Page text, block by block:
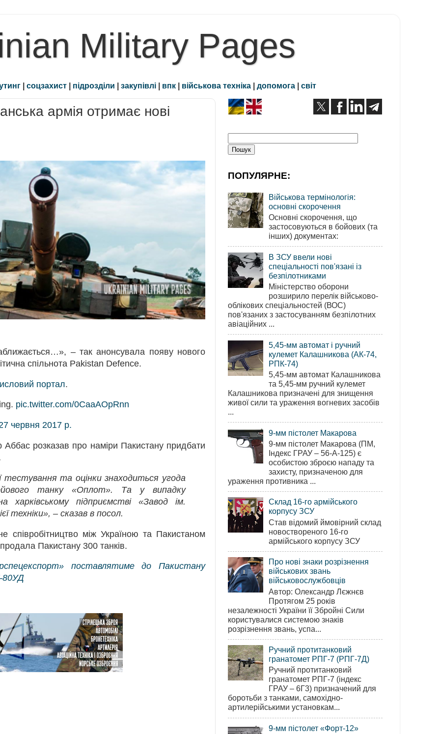
Military Pages
| соцзахист | підрозділи | закупівлі | впк | військова техніка | допомога | світ
армія отримає нові
– так анонсувала появу нового
спільнота Pakistan Defence.
портал.
pic.twitter.com/0CaaAOpRnn
червня 2017 р.
Аббас розказав про наміри Пакистану придбати
тестування та оцінки знаходиться угода
танку «Оплот». Та у випадку
харківському підприємстві «Завод ім.
техніки», – сказав в посол.
співробітництво між Україною та Пакистаном
Пакистану 300 танків.
поставлятиме до Пакистану
80УД
ПОПУЛЯРНЕ:
Військова термінологія:
основні скорочення
Основні скорочення, що
застосовуються в бойових (та
інших) документах:
В ЗСУ ввели нові
спеціальності пов'язані із
безпілотниками
Міністерство оборони
розширило перелік військово-
облікових спеціальностей (ВОС)
пов'язаних з застосуванням безпілотних
авіаційних ...
5,45-мм автомат і ручний
кулемет Калашникова (АК-74,
РПК-74)
5,45-мм автомат Калашникова
та 5,45-мм ручний кулемет
Калашникова призначені для знищення
живої сили та ураження вогневих засобів
...
9-мм пістолет Макарова
9-мм пістолет Макарова (ПМ,
Індекс ГРАУ – 56-А-125) є
особистою зброєю нападу та
захисту, призначеною для
ураження противника ...
Склад 16-го армійського
корпусу ЗСУ
Став відомий ймовірний склад
новоствореного 16-го
армійського корпусу ЗСУ
Про нові знаки розрізнення
військових звань
військовослужбовців
Автор: Олександр Лєжнєв
Протягом 25 років
незалежності України її Збройні Сили
користувалися системою знаків
розрізнення звань, успа...
Ручний протитанковий
гранатомет РПГ-7 (РПГ-7Д)
Ручний протитанковий
гранатомет РПГ-7 (індекс
ГРАУ – 6Г3) призначений для
боротьби з танками, самохідно-
артилерійськими установкам...
9-мм пістолет «Форт-12»